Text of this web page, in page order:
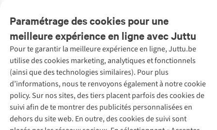
Paramétrage des cookies pour une
meilleure expérience en ligne avec Juttu
Pour te garantir la meilleure expérience en ligne, Juttu.be
utilise des cookies marketing, analytiques et fonctionnels
(ainsi que des technologies similaires). Pour plus
d’informations, nous te renvoyons également à notre cookie
policy. Sur nos sites, des tiers placent parfois des cookies de
suivi afin de te montrer des publicités personnalisées en
dehors du site web. En outre, des cookies de suivi sont
Service client
Questions fréquentes
Commander
Payer
10 % réduction étudiants
Klarna : post-paiement
Nos services
Vintage - ReJUsed
Atelier de couture
Juttu